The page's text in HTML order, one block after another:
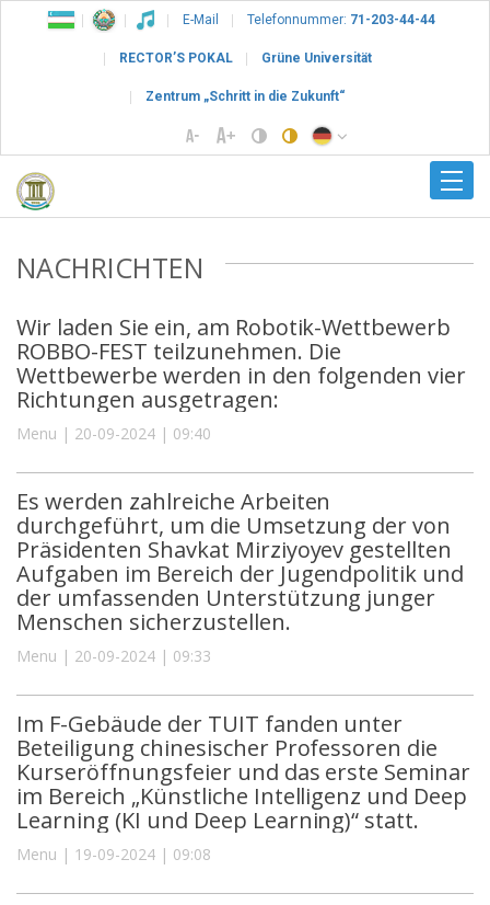
E-Mail Telefonnummer: 71-203-44-44
RECTOR’S POKAL Grüne Universität
Zentrum „Schritt in die Zukunft“
NACHRICHTEN
Wir laden Sie ein, am Robotik-Wettbewerb
ROBBO-FEST teilzunehmen. Die
Wettbewerbe werden in den folgenden vier
Richtungen ausgetragen:
Menu | 20-09-2024 | 09:40
Es werden zahlreiche Arbeiten
durchgeführt, um die Umsetzung der von
Präsidenten Shavkat Mirziyoyev gestellten
Aufgaben im Bereich der Jugendpolitik und
der umfassenden Unterstützung junger
Menschen sicherzustellen.
Menu | 20-09-2024 | 09:33
Im F-Gebäude der TUIT fanden unter
Beteiligung chinesischer Professoren die
Kurseröffnungsfeier und das erste Seminar
im Bereich „Künstliche Intelligenz und Deep
Learning (KI und Deep Learning)“ statt.
Menu | 19-09-2024 | 09:08